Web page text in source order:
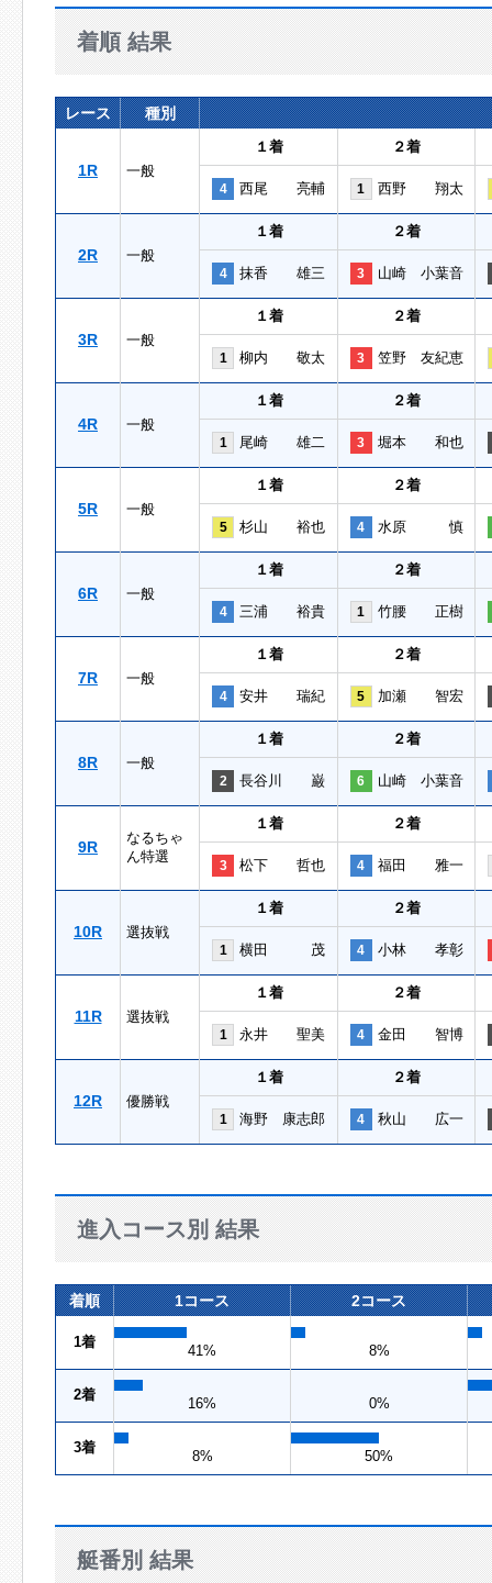
着順 結果
レース 種別
1R 一般
１着 ２着
4 西尾 亮輔 1 西野 翔太
2R 一般
１着 ２着
4 抹香 雄三 3 山崎 小葉音
3R 一般
１着 ２着
1 柳内 敬太 3 笠野 友紀恵
4R 一般
１着 ２着
1 尾崎 雄二 3 堀本 和也
5R 一般
１着 ２着
5 杉山 裕也 4 水原 慎
6R 一般
１着 ２着
4 三浦 裕貴 1 竹腰 正樹
7R 一般
１着 ２着
4 安井 瑞紀 5 加瀬 智宏
8R 一般
１着 ２着
2 長谷川 巌 6 山崎 小葉音
9R
なるちゃ
ん特選
１着 ２着
3 松下 哲也 4 福田 雅一
10R 選抜戦
１着 ２着
1 横田 茂 4 小林 孝彰
11R 選抜戦
１着 ２着
1 永井 聖美 4 金田 智博
12R 優勝戦
１着 ２着
1 海野 康志郎 4 秋山 広一
進入コース別 結果
着順 1コース 2コース
1着
41% 8%
2着
16% 0%
3着
8% 50%
艇番別 結果